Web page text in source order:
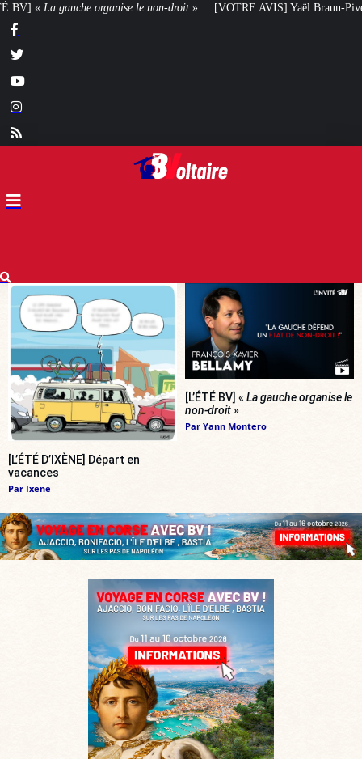
» [VOTRE AVIS] Yaël Braun-Pivet doit-elle renoncer à son projet
[L’ÉTÉ D’IXÈNE] Départ en
vacances
Par Ixene
[L’ÉTÉ BV] « La gauche organise le
non-droit»
Par Yann Montero